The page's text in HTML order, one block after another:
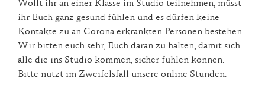
Wollt ihr an einer Klasse im Studio teilnehmen, müsst
ihr Euch ganz gesund fühlen und es dürfen keine
Kontakte zu an Corona erkrankten Personen bestehen.
Wir bitten euch sehr, Euch daran zu halten, damit sich
alle die ins Studio kommen, sicher fühlen können.
Bitte nutzt im Zweifelsfall unsere online Stunden.